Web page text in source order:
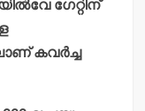
ഗേറ്റിന്
കവര്‍ച്ച